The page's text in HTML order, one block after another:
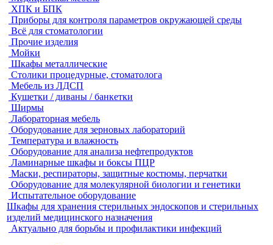
ХПК и БПК
Приборы для контроля параметров окружающей среды
Всё для стоматологии
Прочие изделия
Мойки
Шкафы металлические
Столики процедурные, стоматолога
Мебель из ЛДСП
Кушетки / диваны / банкетки
Ширмы
Лабораторная мебель
Оборудование для зерновых лабораторий
Температура и влажность
Оборудование для анализа нефтепродуктов
Ламинарные шкафы и боксы ПЦР
Маски, респираторы, защитные костюмы, перчатки
Оборудование для молекулярной биологии и генетики
Испытательное оборудование
Шкафы для хранения стерильных эндоскопов и стерильных
изделий медицинского назначения
Актуально для борьбы и профилактики инфекций